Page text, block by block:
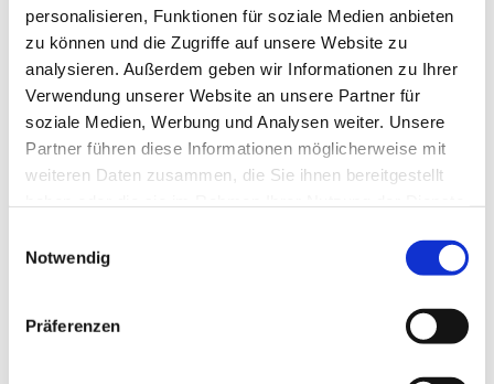
personalisieren, Funktionen für soziale Medien anbieten
zu können und die Zugriffe auf unsere Website zu
analysieren. Außerdem geben wir Informationen zu Ihrer
Verwendung unserer Website an unsere Partner für
soziale Medien, Werbung und Analysen weiter. Unsere
Partner führen diese Informationen möglicherweise mit
weiteren Daten zusammen, die Sie ihnen bereitgestellt
Notwendig
Präferenzen
Dies könnte Sie auch
interessieren